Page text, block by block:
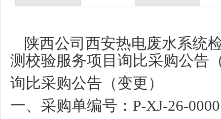
陕西公司西安热电废水系统
测校验服务项目询比采购公告
询比采购公告（变更）
一、采购单编号： P-XJ-26-